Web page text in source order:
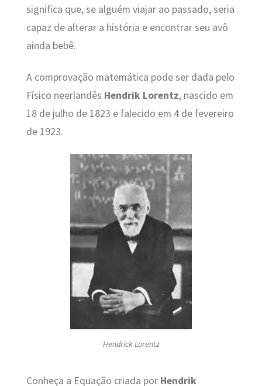
significa que, se alguém viajar ao passado, seria
capaz de alterar a história e encontrar seu avô
ainda bebê.
A comprovação matemática pode ser dada pelo
Físico neerlandês Hendrik Lorentz, nascido em
18 de julho de 1823 e falecido em 4 de fevereiro
de 1923.
Hendrick Lorentz
Conheça a Equação criada por Hendrik